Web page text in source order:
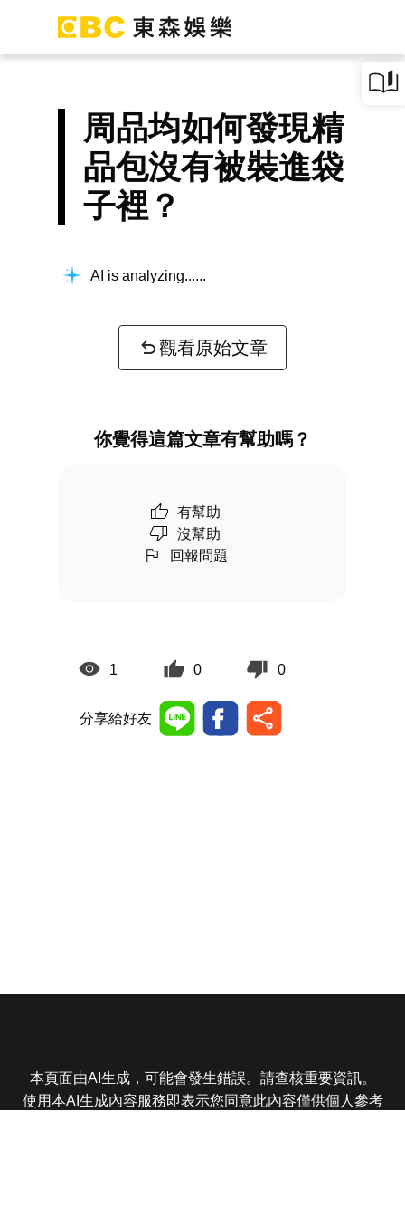
周品均如何發現精
品包沒有被裝進袋
子裡？
AI is analyzing...
觀看原始文章
你覺得這篇文章有幫助嗎？
有幫助
沒幫助
回報問題
1 0 0
分享給好友
本頁面由AI生成，可能會發生錯誤。請查核重要資訊。
使用本AI生成內容服務即表示您同意此內容僅供個人參考